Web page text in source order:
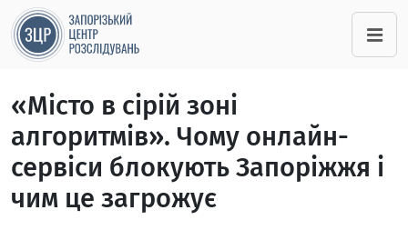
«Місто в сірій зоні
алгоритмів». Чому онлайн-
сервіси блокують Запоріжжя і
чим це загрожує